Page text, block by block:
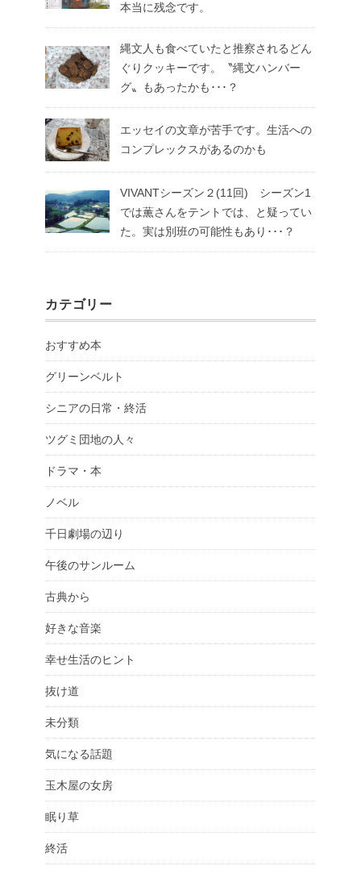
本当に残念です。
縄文人も食べていたと推察されるどん
ぐりクッキーです。〝縄文ハンバー
グ〟もあったかも･･･？
エッセイの文章が苦手です。生活への
コンプレックスがあるのかも
VIVANTシーズン２(11回) シーズン1
では薫さんをテントでは、と疑ってい
た。実は別班の可能性もあり･･･？
カテゴリー
おすすめ本
グリーンベルト
シニアの日常・終活
ツグミ団地の人々
ドラマ・本
ノベル
千日劇場の辺り
午後のサンルーム
古典から
好きな音楽
幸せ生活のヒント
抜け道
未分類
気になる話題
玉木屋の女房
眠り草
終活